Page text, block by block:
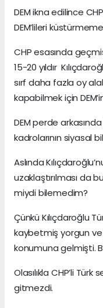
DEM ikna edilince
DEM’lileri
CHP esasında
15-20 yıldır
sırf daha fazla oy
kapabilmek için
DEM perde
kadrolarının siyasal
Aslında
uzaklaştırılması da
miydi bilemedim?
Çünkü Kılıçdaroğlu
kaybetmiş yorgun
konumuna gelmişti.
Olasılıkla CHP’li Türk
gitmezdi.